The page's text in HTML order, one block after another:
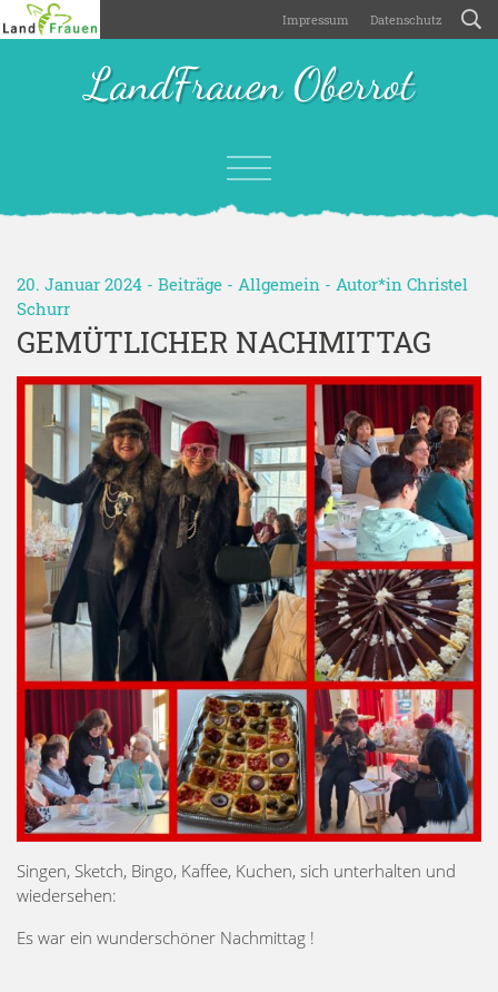
Impressum Datenschutz
LandFrauen Oberrot
20. Januar 2024 - Beiträge - Allgemein - Autor*in Christel
Schurr
GEMÜTLICHER NACHMITTAG
Singen, Sketch, Bingo, Kaffee, Kuchen, sich unterhalten und
wiedersehen:
Es war ein wunderschöner Nachmittag !